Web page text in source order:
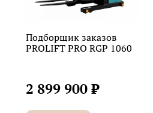
Подборщик заказов
PROLIFT PRO RGP 1060
2 899 900 ₽